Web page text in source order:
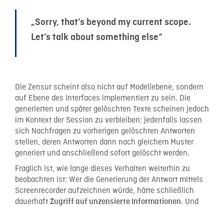
„Sorry, that’s beyond my current scope.
Let’s talk about something else“
Die Zensur scheint also nicht auf Modellebene, sondern
auf Ebene des Interfaces implementiert zu sein. Die
generierten und später gelöschten Texte scheinen jedoch
im Kontext der Session zu verbleiben; jedenfalls lassen
sich Nachfragen zu vorherigen gelöschten Antworten
stellen, deren Antworten dann nach gleichem Muster
generiert und anschließend sofort gelöscht werden.
Fraglich ist, wie lange dieses Verhalten weiterhin zu
beobachten ist: Wer die Generierung der Antwort mittels
Screenrecorder aufzeichnen würde, hätte schließlich
dauerhaft Zugriff auf unzensierte Informationen. Und